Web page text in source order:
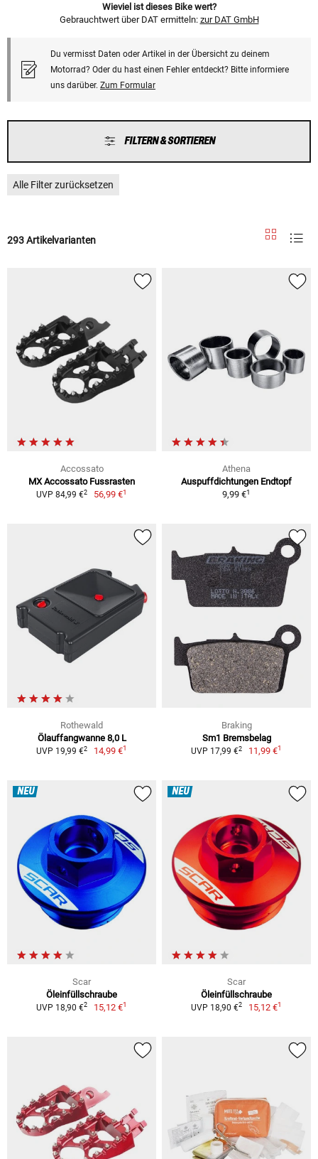
Wieviel ist dieses Bike wert?
Gebrauchtwert über DAT ermitteln: zur DAT GmbH
Du vermisst Daten oder Artikel in der Übersicht zu deinem
Motorrad? Oder du hast einen Fehler entdeckt? Bitte informiere
uns darüber. Zum Formular
FILTERN & SORTIEREN
Alle Filter zurücksetzen
293 Artikelvarianten
Accossato
MX Accossato Fussrasten
UVP 84,99 €2 56,99 €1
Athena
Auspuffdichtungen Endtopf
9,99 €1
Rothewald
Ölauffangwanne 8,0 L
UVP 19,99 €2 14,99 €1
Braking
Sm1 Bremsbelag
UVP 17,99 €2 11,99 €1
NEU
Scar
Öleinfüllschraube
UVP 18,90 €2 15,12 €1
NEU
Scar
Öleinfüllschraube
UVP 18,90 €2 15,12 €1